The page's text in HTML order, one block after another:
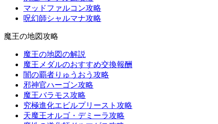
マッドファルコン攻略
呪幻師シャルマナ攻略
魔王の地図攻略
魔王の地図の解説
魔王メダルのおすすめ交換報酬
闇の覇者りゅうおう攻略
邪神官ハーゴン攻略
魔王バラモス攻略
究極進化エビルプリースト攻略
天魔王オルゴ・デミーラ攻略